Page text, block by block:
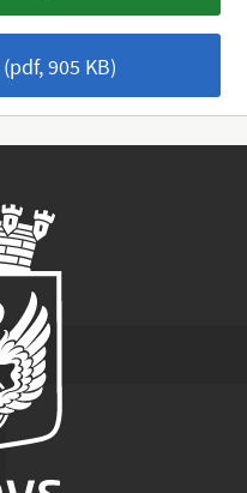
(pdf, 905 KB)